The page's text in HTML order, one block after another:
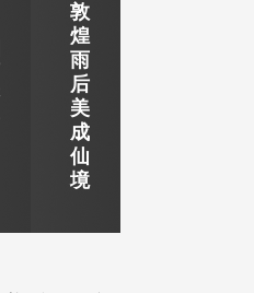
敦
煌
雨
后
美
成
仙
境